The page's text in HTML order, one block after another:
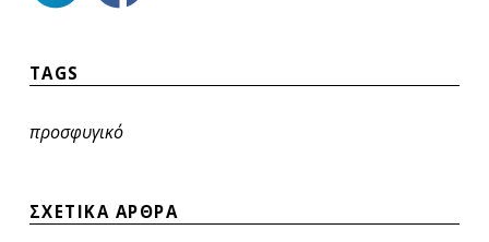
TAGS
προσφυγικό
ΣΧΕΤΙΚΑ ΑΡΘΡΑ